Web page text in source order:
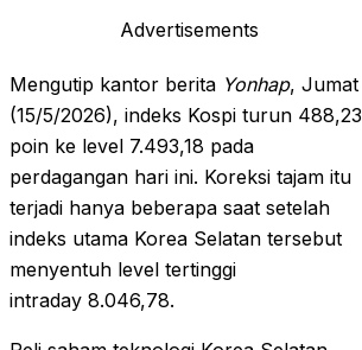
Advertisements
Mengutip kantor berita Yonhap, Jumat
(15/5/2026), indeks Kospi turun 488,23
poin ke level 7.493,18 pada
perdagangan hari ini. Koreksi tajam itu
terjadi hanya beberapa saat setelah
indeks utama Korea Selatan tersebut
menyentuh level tertinggi
intraday 8.046,78.